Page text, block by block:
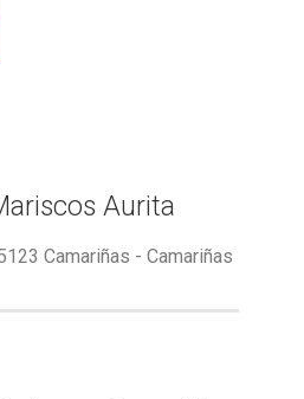
Aurita
Camariñas - Camariñas